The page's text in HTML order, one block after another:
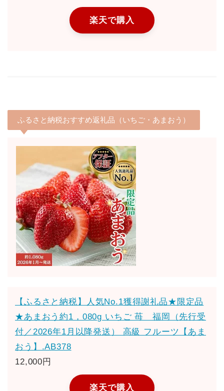
楽天で購入
ふるさと納税おすすめ返礼品（いちご・あまおう）
【ふるさと納税】人気No.1獲得謝礼品★限定品
★あまおう約1，080g いちご 苺 福岡（先行受
付／2026年1月以降発送） 高級 フルーツ【あま
おう】.AB378
12,000円
楽天で購入